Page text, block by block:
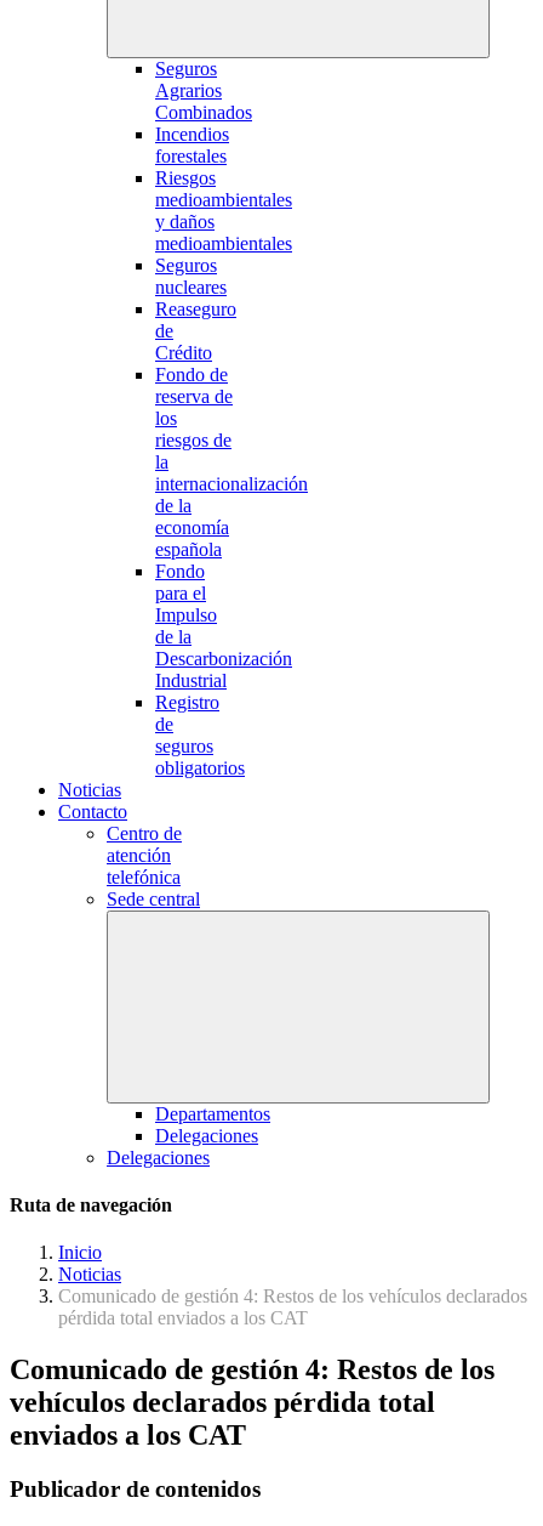
Seguros
Agrarios
Combinados
Incendios
forestales
Riesgos
medioambientales
y daños
medioambientales
Seguros
nucleares
Reaseguro
de
Crédito
Fondo de
reserva de
los
riesgos de
la
internacionalización
de la
economía
española
Fondo
para el
Impulso
de la
Descarbonización
Industrial
Registro
de
seguros
obligatorios
Noticias
Contacto
Centro de
atención
telefónica
Sede central
Departamentos
Delegaciones
Delegaciones
Ruta de navegación
Inicio
Noticias
Comunicado de gestión 4: Restos de los vehículos declarados
pérdida total enviados a los CAT
Comunicado de gestión 4: Restos de los
vehículos declarados pérdida total
enviados a los CAT
Publicador de contenidos